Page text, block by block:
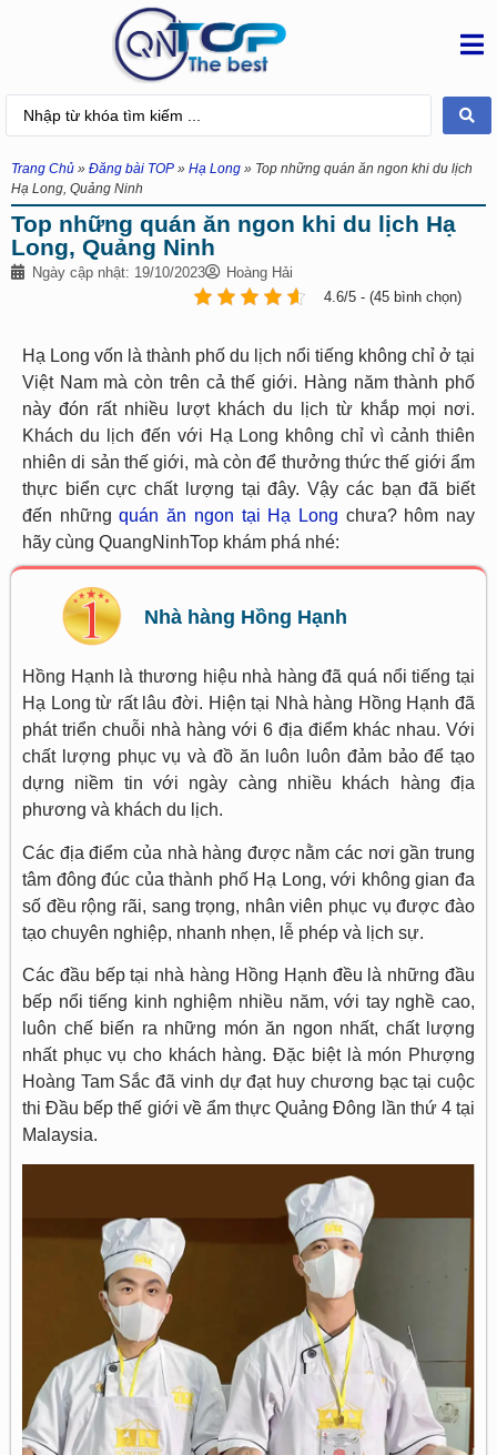
Trang Chủ » Đăng bài TOP » Hạ Long » Top những quán ăn ngon khi du lịch
Hạ Long, Quảng Ninh
Top những quán ăn ngon khi du lịch Hạ
Long, Quảng Ninh
Ngày cập nhật: 19/10/2023
Hoàng Hải
4.6/5 - (45 bình chọn)
Hạ Long vốn là thành phố du lịch nổi tiếng không chỉ ở tại
Việt Nam mà còn trên cả thế giới. Hàng năm thành phố
này đón rất nhiều lượt khách du lịch từ khắp mọi nơi.
Khách du lịch đến với Hạ Long không chỉ vì cảnh thiên
nhiên di sản thế giới, mà còn để thưởng thức thế giới ẩm
thực biển cực chất lượng tại đây. Vậy các bạn đã biết
đến nhữngquán ăn ngon tại Hạ Long chưa? hôm nay
hãy cùng QuangNinhTop khám phá nhé:
Nhà hàng Hồng Hạnh
Hồng Hạnh là thương hiệu nhà hàng đã quá nổi tiếng tại
Hạ Long từ rất lâu đời. Hiện tại Nhà hàng Hồng Hạnh đã
phát triển chuỗi nhà hàng với 6 địa điểm khác nhau. Với
chất lượng phục vụ và đồ ăn luôn luôn đảm bảo để tạo
dựng niềm tin với ngày càng nhiều khách hàng địa
phương và khách du lịch.
Các địa điểm của nhà hàng được nằm các nơi gần trung
tâm đông đúc của thành phố Hạ Long, với không gian đa
số đều rộng rãi, sang trọng, nhân viên phục vụ được đào
tạo chuyên nghiệp, nhanh nhẹn, lễ phép và lịch sự.
Các đầu bếp tại nhà hàng Hồng Hạnh đều là những đầu
bếp nổi tiếng kinh nghiệm nhiều năm, với tay nghề cao,
luôn chế biến ra những món ăn ngon nhất, chất lượng
nhất phục vụ cho khách hàng. Đặc biệt là món Phượng
Hoàng Tam Sắc đã vinh dự đạt huy chương bạc tại cuộc
thi Đầu bếp thế giới về ẩm thực Quảng Đông lần thứ 4 tại
Malaysia.